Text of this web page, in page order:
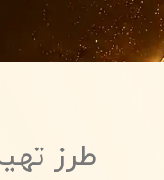
طرز